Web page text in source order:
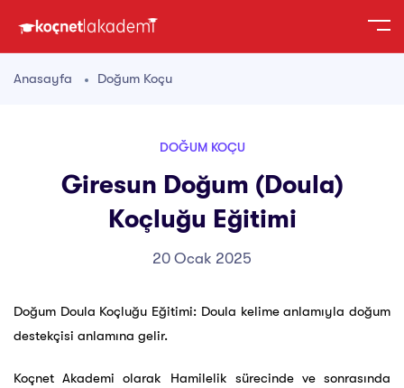
Anasayfa Doğum Koçu
DOĞUM KOÇU
Giresun Doğum (Doula)
Koçluğu Eğitimi
20 Ocak 2025
Doğum Doula Koçluğu Eğitimi: Doula kelime anlamıyla doğum
destekçisi anlamına gelir.
Koçnet Akademi olarak Hamilelik sürecinde ve sonrasında